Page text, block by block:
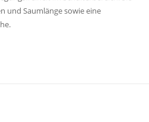
und Saumlänge sowie eine